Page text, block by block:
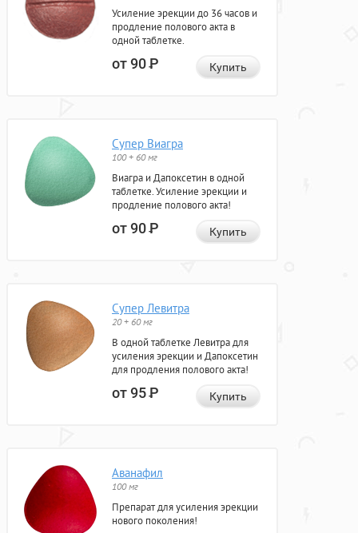
Усиление эрекции до 36 часов и
продление полового акта в
одной таблетке.
от 90Р Купить
Супер Виагра
100 + 60 мг
Виагра и Дапоксетин в одной
таблетке. Усиление эрекции и
продление полового акта!
от 90Р Купить
Супер Левитра
20 + 60 мг
В одной таблетке Левитра для
усиления эрекции и Дапоксетин
для продления полового акта!
от 95Р Купить
Аванафил
100 мг
Препарат для усиления эрекции
нового поколения!